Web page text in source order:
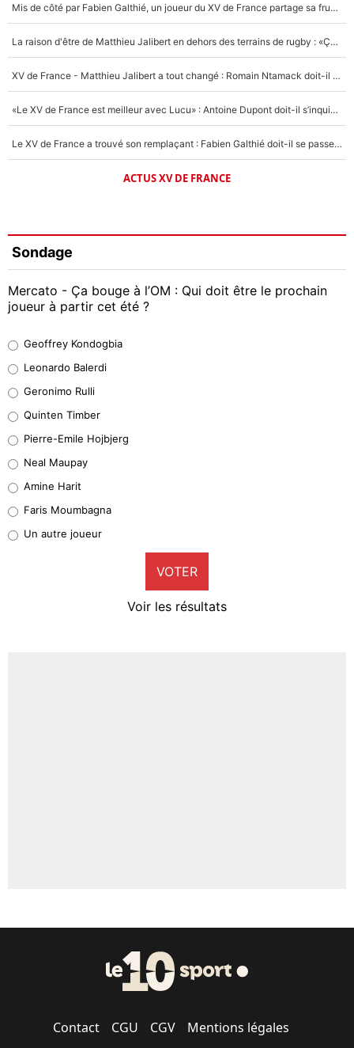
Mis de côté par Fabien Galthié, un joueur du XV de France partage sa frustration : «ils ne me l’ont pas dit tout de suite»
La raison d'être de Matthieu Jalibert en dehors des terrains de rugby : «Ça m'atteint autant que si tu touches à un membre de ma famille»
XV de France - Matthieu Jalibert a tout changé : Romain Ntamack doit-il s’inquiéter pour sa place à un an de la Coupe du monde ?
«Le XV de France est meilleur avec Lucu» : Antoine Dupont doit-il s’inquiéter pour sa place ?
Le XV de France a trouvé son remplaçant : Fabien Galthié doit-il se passer d'Antoine Dupont ?
ACTUS XV DE FRANCE
Sondage
Mercato - Ça bouge à l’OM : Qui doit être le prochain
joueur à partir cet été ?
38%
32%
5%
1%
9%
Geoffrey Kondogbia
Leonardo Balerdi
Geronimo Rulli
Quinten Timber
Pierre-Emile Hojbjerg
Neal Maupay
Amine Harit
Faris Moumbagna
Un autre joueur
VOTER
Voir les résultats
Contact CGU CGV Mentions légales